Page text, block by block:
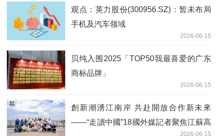
观点：英力股份(300956.SZ)：暂未布局
手机及汽车领域
2026-06-15
贝纯入围2025「TOP50我最喜爱的广东
商标品牌」
2026-06-15
創新潮湧江南岸 共赴開放合作新未來
——“走讀中國”18國外媒記者聚焦江蘇高
2026-06-15